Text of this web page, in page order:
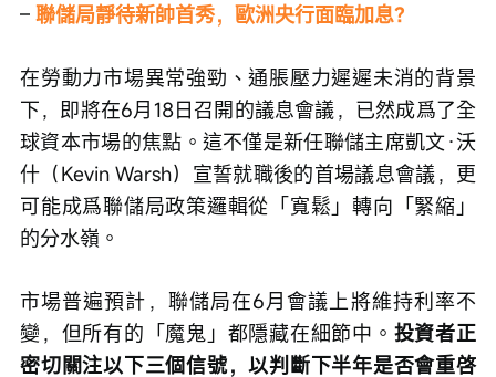
– 聯儲局靜待新帥首秀，歐洲央行面臨加息？
在勞動力市場異常強勁、通脹壓力遲遲未消的背景
下，即將在6月18日召開的議息會議，已然成爲了全
球資本市場的焦點。這不僅是新任聯儲主席凱文·沃
什（Kevin Warsh）宣誓就職後的首場議息會議，更
可能成爲聯儲局政策邏輯從「寬鬆」轉向「緊縮」
的分水嶺。
市場普遍預計，聯儲局在6月會議上將維持利率不
變，但所有的「魔鬼」都隱藏在細節中。 投資者正
密切關注以下三個信號，以判斷下半年是否會重啓